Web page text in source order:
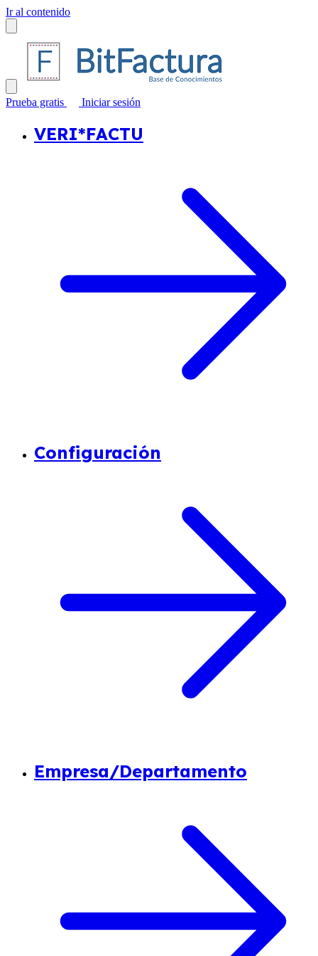
Ir al contenido
Prueba gratis Iniciar sesión
VERI*FACTU
Configuración
Empresa/Departamento